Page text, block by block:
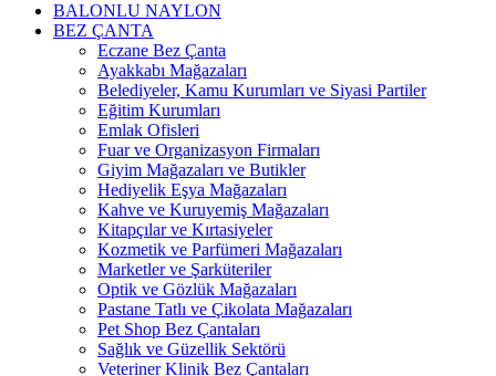
BALONLU NAYLON
BEZ ÇANTA
Eczane Bez Çanta
Ayakkabı Mağazaları
Belediyeler, Kamu Kurumları ve Siyasi Partiler
Eğitim Kurumları
Emlak Ofisleri
Fuar ve Organizasyon Firmaları
Giyim Mağazaları ve Butikler
Hediyelik Eşya Mağazaları
Kahve ve Kuruyemiş Mağazaları
Kitapçılar ve Kırtasiyeler
Kozmetik ve Parfümeri Mağazaları
Marketler ve Şarküteriler
Optik ve Gözlük Mağazaları
Pastane Tatlı ve Çikolata Mağazaları
Pet Shop Bez Çantaları
Sağlık ve Güzellik Sektörü
Veteriner Klinik Bez Çantaları